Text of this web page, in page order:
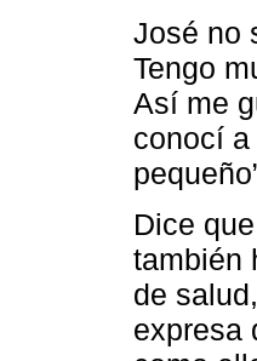
José no
Tengo
Así me
conocí
Dice
también
de
expresa